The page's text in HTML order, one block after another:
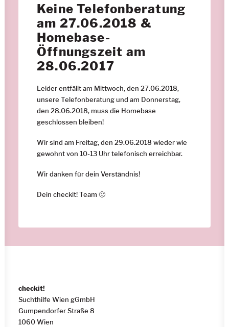
Keine Telefonberatung
am 27.06.2018 &
Homebase-
Öffnungszeit am
28.06.2017
Leider entfällt am Mittwoch, den 27.06.2018,
unsere Telefonberatung und am Donnerstag,
den 28.06.2018, muss die Homebase
geschlossen bleiben!
Wir sind am Freitag, den 29.06.2018 wieder wie
gewohnt von 10-13 Uhr telefonisch erreichbar.
Wir danken für dein Verständnis!
Dein checkit! Team 🙂
checkit!
Suchthilfe Wien gGmbH
Gumpendorfer Straße 8
1060 Wien